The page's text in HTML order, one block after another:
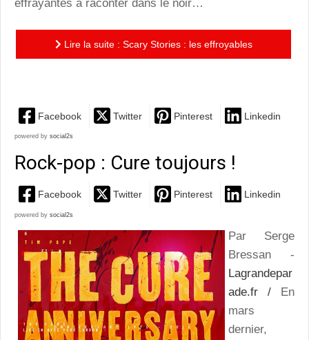
effrayantes à raconter dans le noir…
Lire la suite : Scary Stories : les effroyables
Facebook Twitter Pinterest Linkedin
powered by social2s
Rock-pop : Cure toujours !
Facebook Twitter Pinterest Linkedin
powered by social2s
Par Serge
Bressan -
Lagrandepar
ade.fr / En
mars
dernier,